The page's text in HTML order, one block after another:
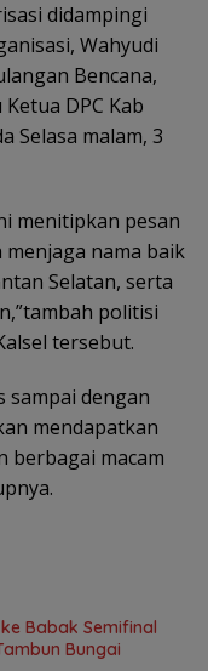
didampingi
Wahyudi
Bencana,
DPC Kab
Selasa malam, 3
menitipkan pesan
nama baik
Selatan, serta
politisi
tersebut.
sampai dengan
mendapatkan
berbagai macam
Babak Semifinal
Bungai